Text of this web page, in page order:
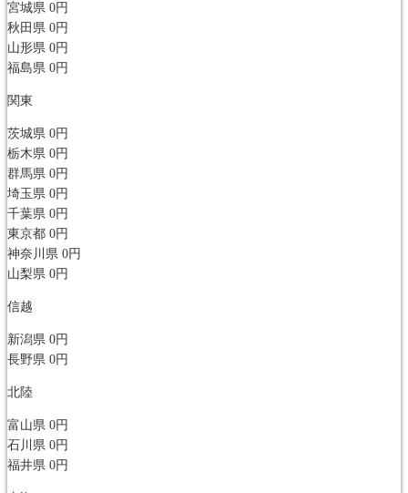
宮城県 0円
秋田県 0円
山形県 0円
福島県 0円
関東
茨城県 0円
栃木県 0円
群馬県 0円
埼玉県 0円
千葉県 0円
東京都 0円
神奈川県 0円
山梨県 0円
信越
新潟県 0円
長野県 0円
北陸
富山県 0円
石川県 0円
福井県 0円